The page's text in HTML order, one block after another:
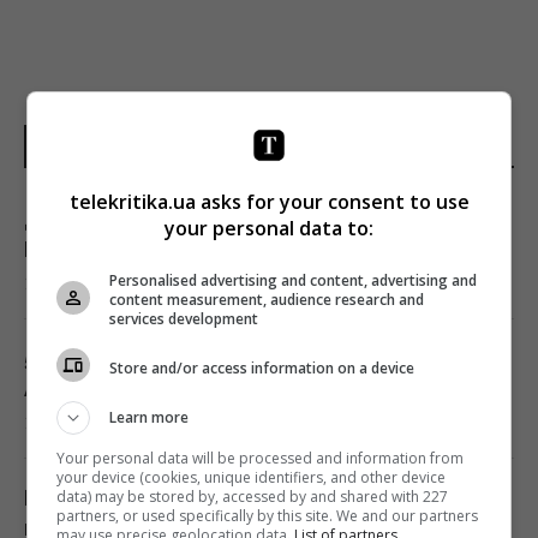
НОВИНИ УКРАЇНИ І СВІТУ
Дипломатичний контранаступ України на
Вашингтон захлинувся, - The Atlantic
19:23 п'ятниця, 07 серпня 2026
5 найкращих бездротових навушників для
Android: фахівці назвали головні хіти
19:21 п'ятниця, 07 серпня 2026
Найдорожчим ресурсом на астероїдах
може виявитися зовсім не платина
telekritika.ua asks for your consent to use
your personal data to:
Personalised advertising and content, advertising and
content measurement, audience research and
services development
Store and/or access information on a device
Learn more
Your personal data will be processed and information from
your device (cookies, unique identifiers, and other device
data) may be stored by, accessed by and shared with 227
partners, or used specifically by this site. We and our partners